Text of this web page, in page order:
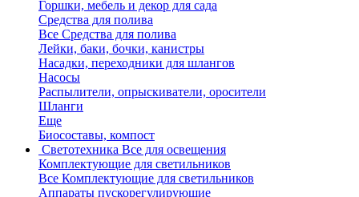
Горшки, мебель и декор для сада
Средства для полива
Все Средства для полива
Лейки, баки, бочки, канистры
Насадки, переходники для шлангов
Насосы
Распылители, опрыскиватели, оросители
Шланги
Еще
Биосоставы, компост
Светотехника Все для освещения
Комплектующие для светильников
Все Комплектующие для светильников
Аппараты пускорегулирующие